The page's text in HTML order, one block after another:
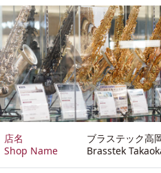
店名
Shop Name
ブラステック高
Brasstek